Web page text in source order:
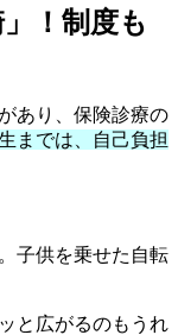
！制度も
あり、保険診療の
までは、自己負担
子供を乗せた自転
と広がるのもうれ